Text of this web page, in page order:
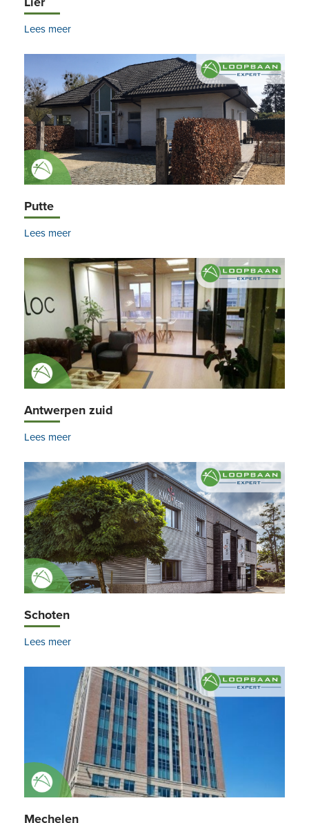
Lees meer
Putte
Lees meer
Antwerpen zuid
Lees meer
Schoten
Lees meer
Mechelen